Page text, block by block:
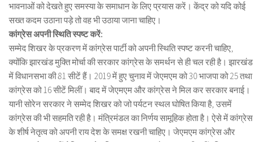
भावनाओं को देखते हुए समस्या के समाधान के लिए प्रयास करें। केंद्र को यदि कोई
सख्त कदम उठाना पड़े तो वह भी उठाया जाना चाहिए।
कांग्रेस अपनी स्थिति स्पष्ट करें:
सम्मेद शिखर के प्रकरण में कांग्रेस पार्टी को अपनी स्थिति स्पष्ट करनी चाहिए,
क्योंकि झारखंड मुक्ति मोर्चा की सरकार कांग्रेस के समर्थन से ही चल रही है। झारखंड
में विधानसभा की 81 सीटें हैं। 2019 में हुए चुनाव में जेएमएम को 30 भाजपा को 25 तथा
कांग्रेस को 16 सीटें मिलीं। बाद में जेएमएम और कांग्रेस ने मिल कर सरकार बनाई।
यानी सोरेन सरकार ने सम्मेद शिखर को जो पर्यटन स्थल घोषित किया है, उसमें
कांग्रेस की भी सहमति रही है। मंत्रिमंडल का निर्णय सामूहिक होता है। ऐसे में कांग्रेस
के शीर्ष नेतृत्व को अपनी राय देश के समक्ष रखनी चाहिए। जेएमएम कांग्रेस और